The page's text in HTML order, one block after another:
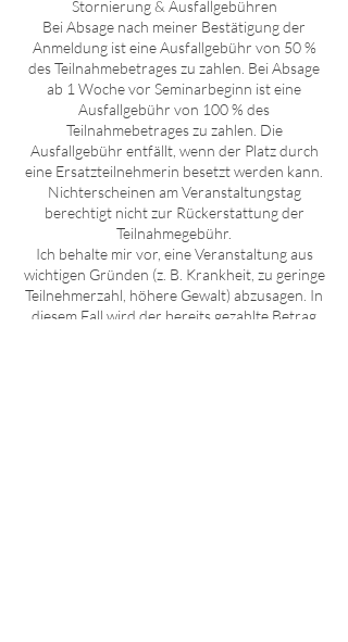
Stornierung & Ausfallgebühren
Bei Absage nach meiner Bestätigung der
Anmeldung ist eine Ausfallgebühr von 50 %
des Teilnahmebetrages zu zahlen. Bei Absage
ab 1 Woche vor Seminarbeginn ist eine
Ausfallgebühr von 100 % des
Teilnahmebetrages zu zahlen. Die
Ausfallgebühr entfällt, wenn der Platz durch
eine Ersatzteilnehmerin besetzt werden kann.
Nichterscheinen am Veranstaltungstag
berechtigt nicht zur Rückerstattung der
Teilnahmegebühr.
Ich behalte mir vor, eine Veranstaltung aus
wichtigen Gründen (z. B. Krankheit, zu geringe
Teilnehmerzahl, höhere Gewalt) abzusagen. In
diesem Fall wird der bereits gezahlte Betrag